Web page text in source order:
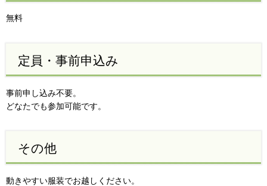
無料
定員・事前申込み
事前申し込み不要。
どなたでも参加可能です。
その他
動きやすい服装でお越しください。